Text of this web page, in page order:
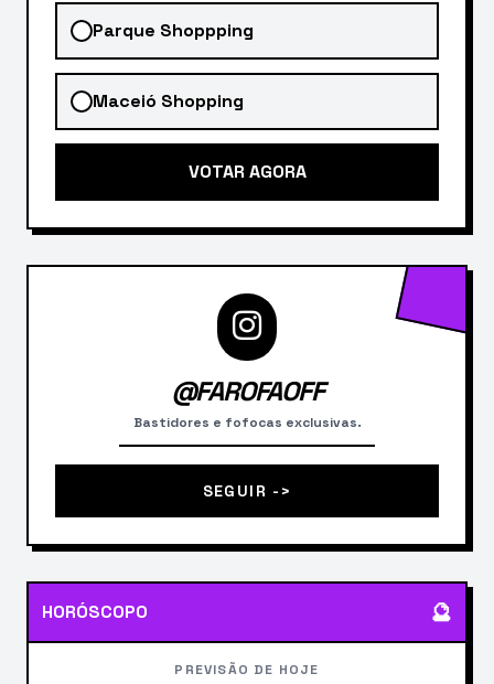
Parque Shoppping
Maceió Shopping
VOTAR AGORA
@FAROFAOFF
Bastidores e fofocas exclusivas.
SEGUIR ->
HORÓSCOPO 🔮
PREVISÃO DE HOJE